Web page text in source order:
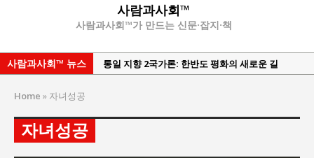
사람과사회™
사람과사회™가 만드는 신문·잡지·책
사람과사회™ 뉴스
통일 지향 2국가론: 한반도 평화의 새로운 길
Home » 자녀성공
자녀성공